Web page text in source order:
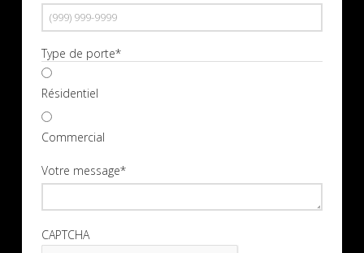
Type de porte*
Résidentiel
Commercial
Votre message*
CAPTCHA